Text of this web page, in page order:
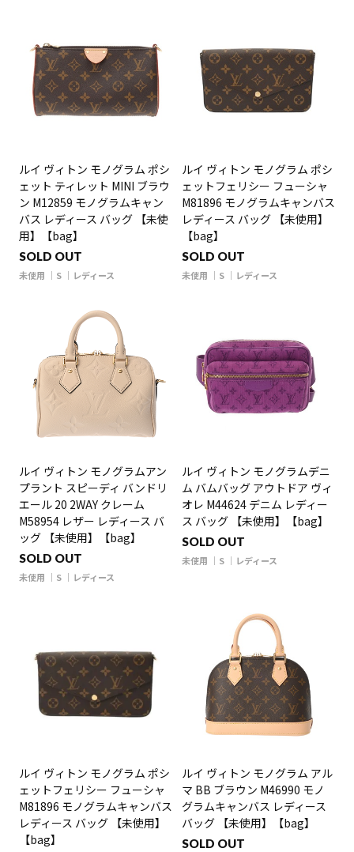
ルイ ヴィトン モノグラム ポシ
ェット ティレット MINI ブラウ
ン M12859 モノグラムキャン
バス レディース バッグ 【未使
用】【bag】
SOLD OUT
未使用 S レディース
ルイ ヴィトン モノグラム ポシ
ェットフェリシー フューシャ
M81896 モノグラムキャンバス
レディース バッグ 【未使用】
【bag】
SOLD OUT
未使用 S レディース
ルイ ヴィトン モノグラムアン
プラント スピーディ バンドリ
エール 20 2WAY クレーム
M58954 レザー レディース バ
ッグ 【未使用】【bag】
SOLD OUT
未使用 S レディース
ルイ ヴィトン モノグラムデニ
ム バムバッグ アウトドア ヴィ
オレ M44624 デニム レディー
ス バッグ 【未使用】【bag】
SOLD OUT
未使用 S レディース
ルイ ヴィトン モノグラム ポシ
ェットフェリシー フューシャ
M81896 モノグラムキャンバス
レディース バッグ 【未使用】
【bag】
ルイ ヴィトン モノグラム アル
マ BB ブラウン M46990 モノ
グラムキャンバス レディース
バッグ 【未使用】【bag】
SOLD OUT